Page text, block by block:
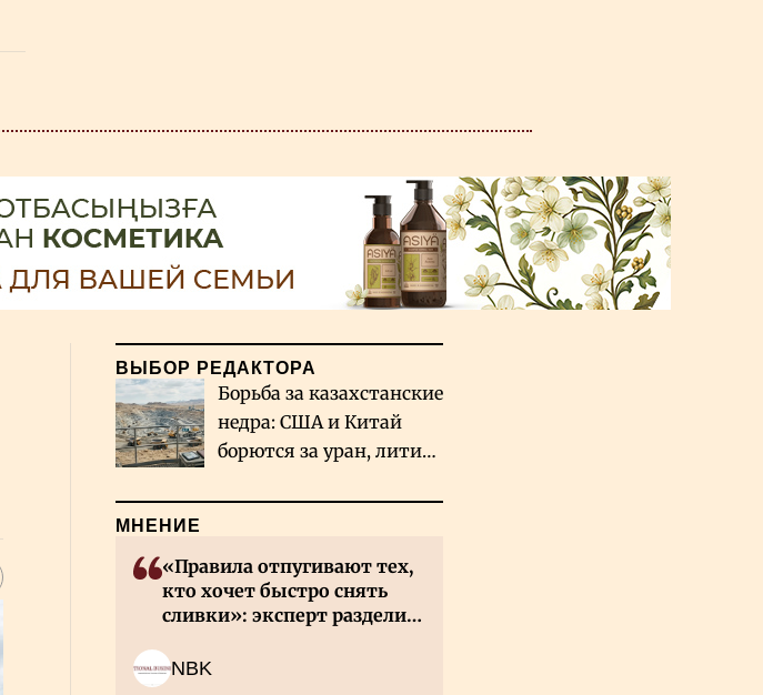
ВЫБОР РЕДАКТОРА
Борьба за казахстанские
недра: США и Китай
борются за уран, литий
МНЕНИЕ
«Правила отпугивают тех,
кто хочет быстро снять
сливки»: эксперт разделил
NBK